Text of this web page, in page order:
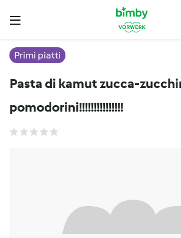
Primi piatti
Pasta di kamut zucca-
pomodorini!!!!!!!!!!!!!!!